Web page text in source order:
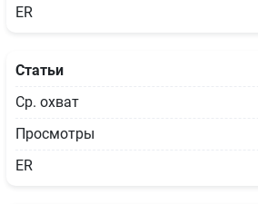
ER
Статьи
Ср. охват
Просмотры
ER